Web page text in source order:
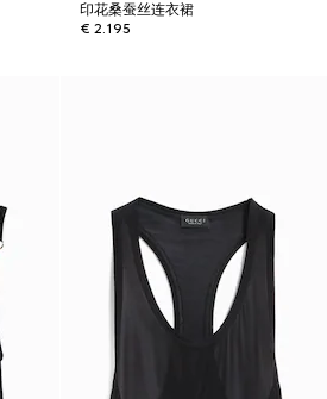
印花桑蚕丝连衣裙
€ 2.195